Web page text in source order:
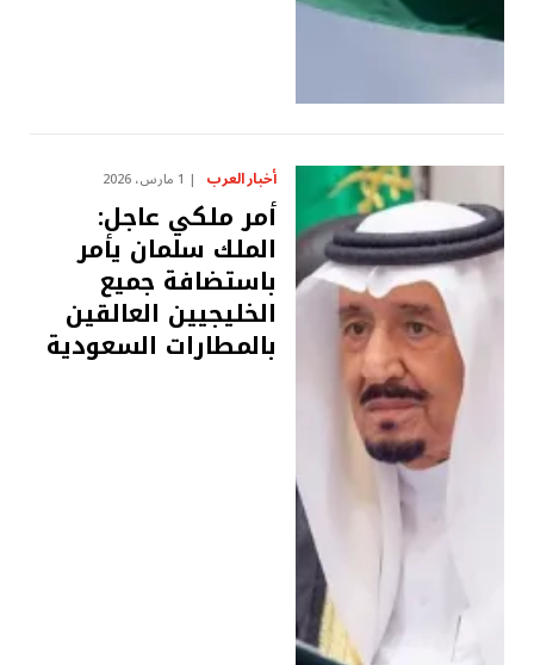
أخبار العرب 1 مارس، 2026
أمر ملكي عاجل:
الملك سلمان يأمر
باستضافة جميع
الخليجيين العالقين
بالمطارات السعودية